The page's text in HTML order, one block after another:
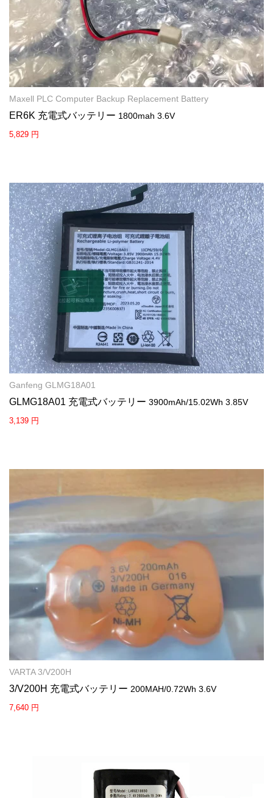
Maxell PLC Computer Backup Replacement Battery
ER6K 充電式バッテリー 1800mah 3.6V
5,829 円
Ganfeng GLMG18A01
GLMG18A01 充電式バッテリー 3900mAh/15.02Wh 3.85V
3,139 円
VARTA 3/V200H
3/V200H 充電式バッテリー 200MAH/0.72Wh 3.6V
7,640 円